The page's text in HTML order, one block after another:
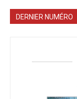
DERNIER NUMÉRO